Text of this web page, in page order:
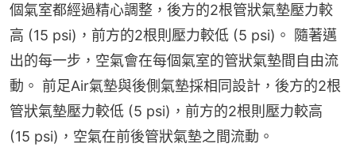
個氣室都經過精心調整，後方的2根管狀氣墊壓力較
高 (15 psi)，前方的2根則壓力較低 (5 psi)。 隨著邁
出的每一步，空氣會在每個氣室的管狀氣墊間自由流
動。 前足Air氣墊與後側氣墊採相同設計，後方的2根
管狀氣墊壓力較低 (5 psi)，前方的2根則壓力較高
(15 psi)，空氣在前後管狀氣墊之間流動。